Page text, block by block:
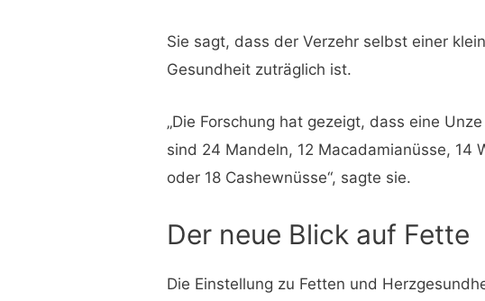
Sie sagt, dass der Verzehr selbst einer
Gesundheit zuträglich ist.
„Die Forschung hat gezeigt, dass eine
sind 24 Mandeln, 12 Macadamianüsse, 14
oder 18 Cashewnüsse“, sagte sie.
Der neue Blick auf Fette
Die Einstellung zu Fetten und